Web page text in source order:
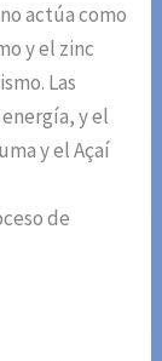
actúa como
y el zinc
Las
y el
y el Açaí
de